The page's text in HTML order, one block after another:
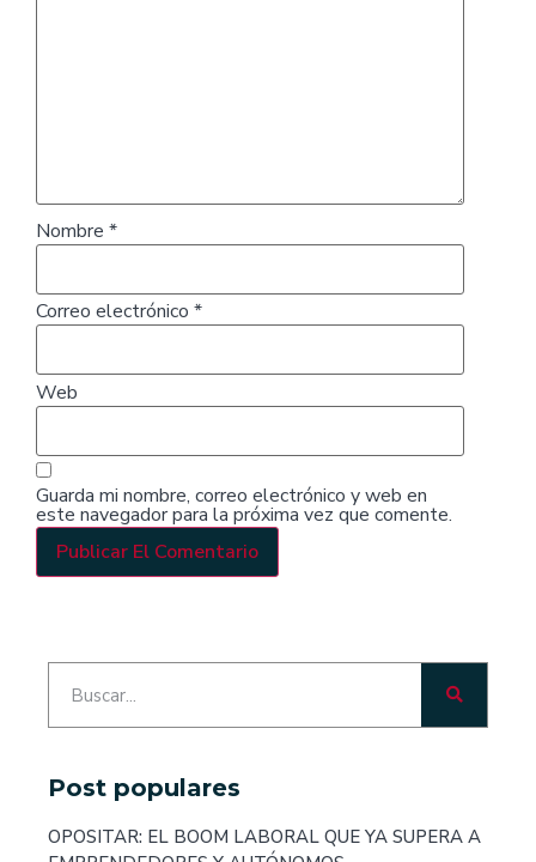
Nombre *
Correo electrónico *
Web
Guarda mi nombre, correo electrónico y web en
este navegador para la próxima vez que comente.
Post populares
OPOSITAR: EL BOOM LABORAL QUE YA SUPERA A